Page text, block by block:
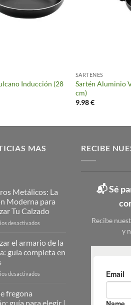
Inducción (28
SARTENES
Sartén Aluminio
cm)
9.98€
MAS
Metálicos: La
Moderna para
Tu Calzado
desactivados
Metálicos:
La
Solución
Calzado
el armario de la
guía completa en
desactivados
fregona
guía para elegir |
RECIBE
📬 Sé
Recibe
y